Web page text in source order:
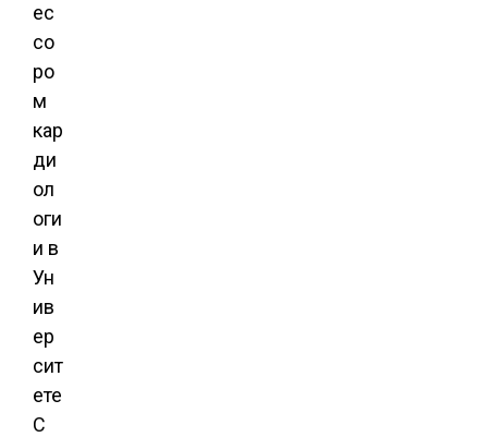
ес
со
ро
м
кар
ди
ол
оги
и в
Ун
ив
ер
сит
ете
С